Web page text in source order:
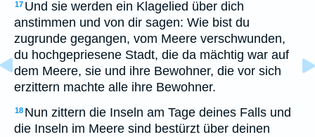
17 Und sie werden ein Klagelied über dich
anstimmen und von dir sagen: Wie bist du
zugrunde gegangen, vom Meere verschwunden,
du hochgepriesene Stadt, die da mächtig war auf
dem Meere, sie und ihre Bewohner, die vor sich
erzittern machte alle ihre Bewohner.
18 Nun zittern die Inseln am Tage deines Falls und
die Inseln im Meere sind bestürzt über deinen